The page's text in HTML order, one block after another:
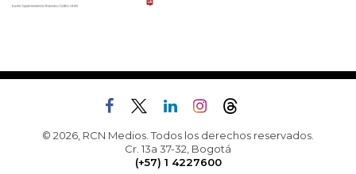
© 2026, RCN Medios. Todos los derechos reservados.
Cr. 13a 37-32, Bogotá
(+57) 1 4227600